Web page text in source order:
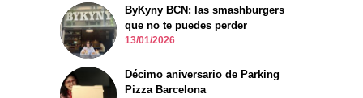
ByKyny BCN: las smashburgers
que no te puedes perder
13/01/2026
Décimo aniversario de Parking
Pizza Barcelona